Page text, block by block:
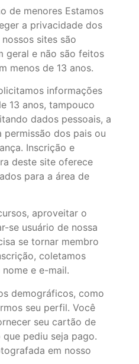
de menores Estamos
a privacidade dos
sites são
geral e não são feitos
menos de 13 anos.
informações
13 anos, tampouco
dados pessoais, a
permissão dos pais ou
Inscrição e
deste site oferece
para a área de
aproveitar o
se usuário de nossa
se tornar membro
coletamos
e e-mail.
demográficos, como
seu perfil. Você
seu cartão de
pediu seja pago.
em nosso